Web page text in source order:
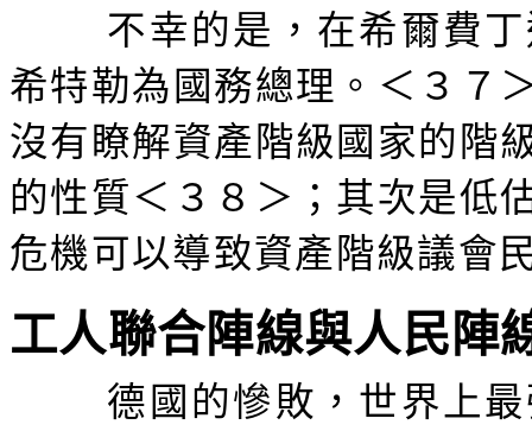
不幸的是，在希爾費
希特勒為國務總理。＜３７
沒有瞭解資產階級國家的階
的性質＜３８＞；其次是低
危機可以導致資產階級議會
工人聯合陣線與人民陣
德國的慘敗，世界上